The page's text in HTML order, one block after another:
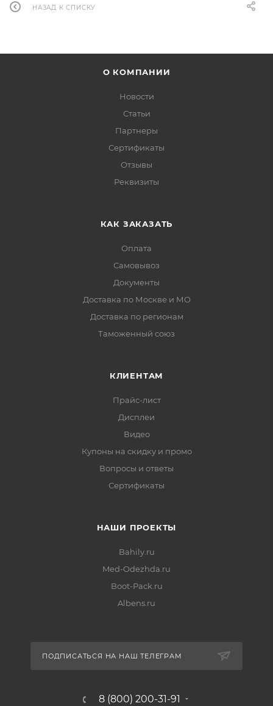
НАЗАД К СПИСКУ
О КОМПАНИИ
Новости
Статьи
Партнеры
Сертификаты
Отзывы
Реквизиты
КАК ЗАКАЗАТЬ
Оплата
Самовывоз
Документы
Доставка по Москве и МО
Доставка по регионам
Таможенный союз
КЛИЕНТАМ
Прайс-лист
Дисплеи
Видео
Купоны на скидку и промо
Вопросы и ответы
Сертификаты
НАШИ ПРОЕКТЫ
Bahily.ru
Med-Odezhda.ru
Boot-Pack.ru
Albens.ru
ПОДПИСАТЬСЯ НА НАШ ТЕЛЕГРАМ
8 (800) 200-31-91